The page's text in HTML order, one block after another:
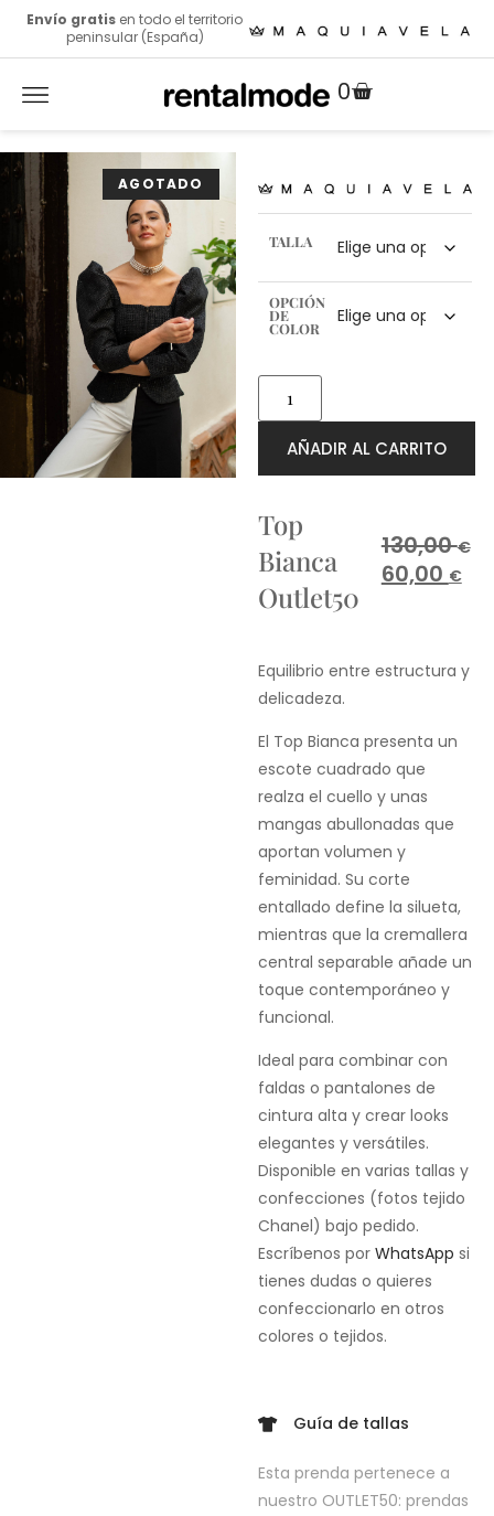
Envío gratis en todo el territorio
peninsular (España)
0
TALLA
OPCIÓN
DE
COLOR
AÑADIR AL CARRITO
Top
Bianca
Outlet50
130,00€
60,00 €
Equilibrio entre estructura y
delicadeza.
El Top Bianca presenta un
escote cuadrado que
realza el cuello y unas
mangas abullonadas que
aportan volumen y
feminidad. Su corte
entallado define la silueta,
mientras que la cremallera
central separable añade un
toque contemporáneo y
funcional.
Ideal para combinar con
faldas o pantalones de
cintura alta y crear looks
elegantes y versátiles.
Disponible en varias tallas y
confecciones (fotos tejido
Chanel) bajo pedido.
Escríbenos por WhatsApp si
tienes dudas o quieres
confeccionarlo en otros
colores o tejidos.
Guía de tallas
Esta prenda pertenece a
nuestro OUTLET50: prendas